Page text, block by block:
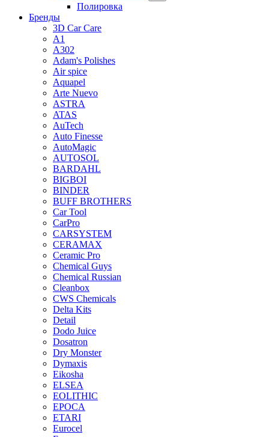
Полировка
Бренды
3D Car Care
A1
A302
Adam's Polishes
Air spice
Aquapel
Arte Nuevo
ASTRA
ATAS
AuTech
Auto Finesse
AutoMagic
AUTOSOL
BARDAHL
BIGBOI
BINDER
BUFF BROTHERS
Car Tool
CarPro
CARSYSTEM
CERAMAX
Ceramic Pro
Chemical Guys
Chemical Russian
Cleanbox
CWS Chemicals
Delta Kits
Detail
Dodo Juice
Dosatron
Dry Monster
Dymaxis
Eikosha
ELSEA
EOLITHIC
EPOCA
ETARI
Eurocel